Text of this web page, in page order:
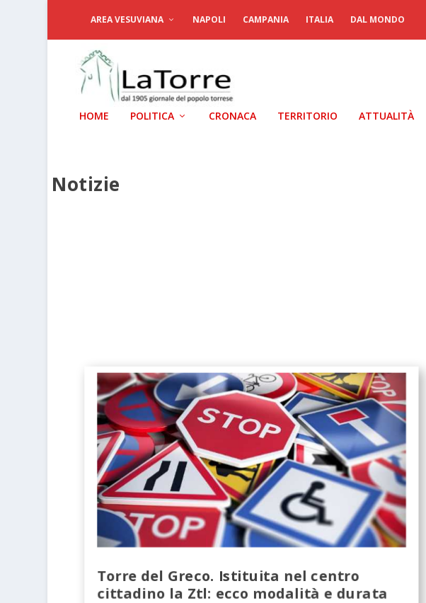
AREA VESUVIANA NAPOLI CAMPANIA ITALIA DAL MONDO
HOME POLITICA CRONACA TERRITORIO ATTUALITÀ
Notizie
Torre del Greco. Istituita nel centro
cittadino la Ztl: ecco modalità e durata